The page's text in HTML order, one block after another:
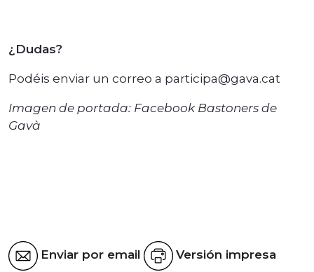
¿Dudas?
Podéis enviar un correo a participa@gava.cat
Imagen de portada: Facebook Bastoners de
Gavà
Enviar por email Versión impresa